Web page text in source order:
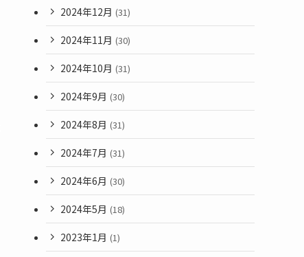
2024年12月 (31)
2024年11月 (30)
2024年10月 (31)
2024年9月 (30)
2024年8月 (31)
2024年7月 (31)
2024年6月 (30)
2024年5月 (18)
2023年1月 (1)